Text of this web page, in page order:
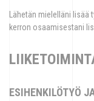
Lähetän mielelläni lisää
kerron osaamisestani
ESIHENKILÖTYÖ